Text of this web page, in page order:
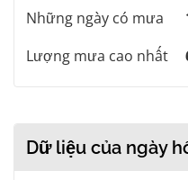
Những ngày có mưa
Lượng mưa cao nhất
Dữ liệu của ngày